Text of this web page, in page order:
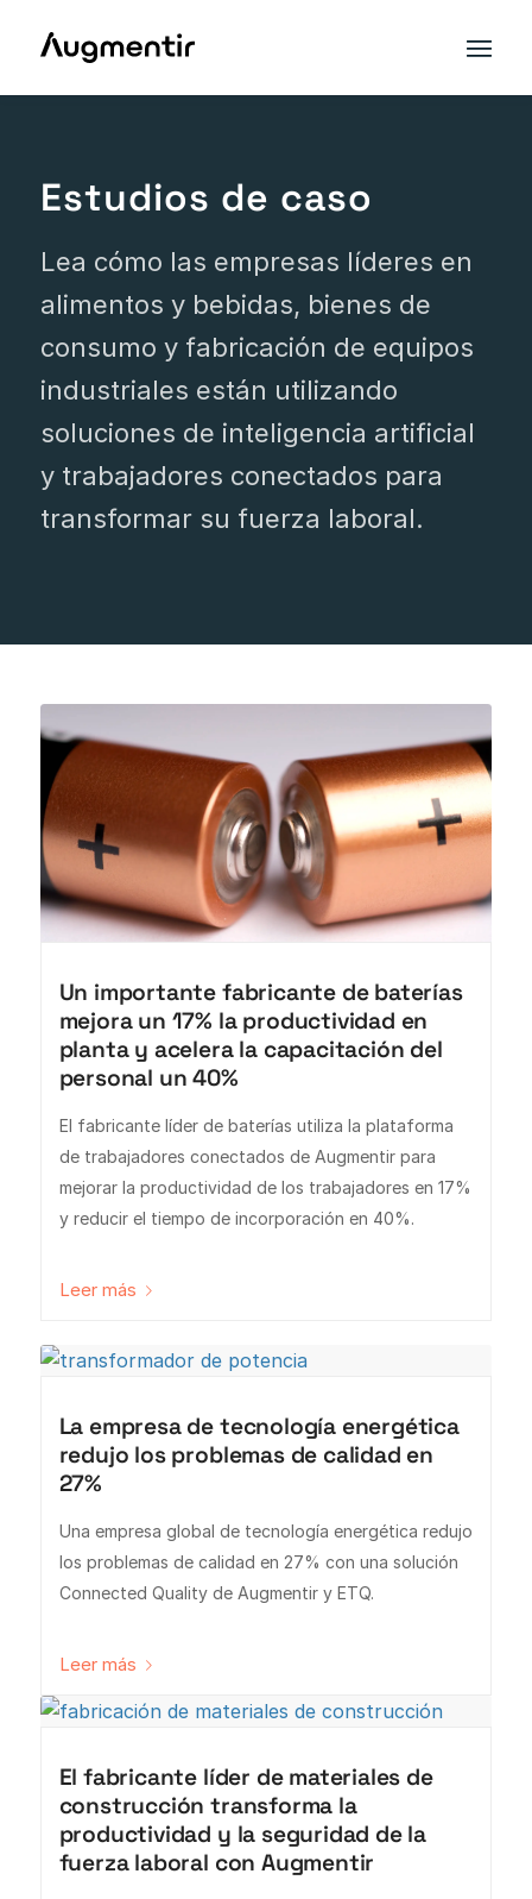
Estudios de caso
Lea cómo las empresas líderes en
alimentos y bebidas, bienes de
consumo y fabricación de equipos
industriales están utilizando
soluciones de inteligencia artificial
y trabajadores conectados para
transformar su fuerza laboral.
Un importante fabricante de baterías
mejora un 17% la productividad en
planta y acelera la capacitación del
personal un 40%
El fabricante líder de baterías utiliza la plataforma
de trabajadores conectados de Augmentir para
mejorar la productividad de los trabajadores en 17%
y reducir el tiempo de incorporación en 40%.
Leer más
La empresa de tecnología energética
redujo los problemas de calidad en
27%
Una empresa global de tecnología energética redujo
los problemas de calidad en 27% con una solución
Connected Quality de Augmentir y ETQ.
Leer más
El fabricante líder de materiales de
construcción transforma la
productividad y la seguridad de la
fuerza laboral con Augmentir